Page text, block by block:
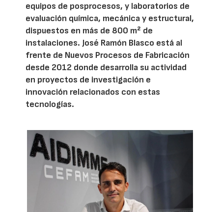
equipos de posprocesos, y laboratorios de
evaluación química, mecánica y estructural,
dispuestos en más de 800 m² de
instalaciones. José Ramón Blasco está al
frente de Nuevos Procesos de Fabricación
desde 2012 donde desarrolla su actividad
en proyectos de investigación e
innovación relacionados con estas
tecnologías.